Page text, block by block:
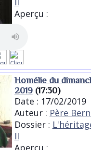
Aperçu :
Homélie du
2019(17:30)
Date : 17/02/2019
Auteur : Père
Dossier :
II
Aperçu :